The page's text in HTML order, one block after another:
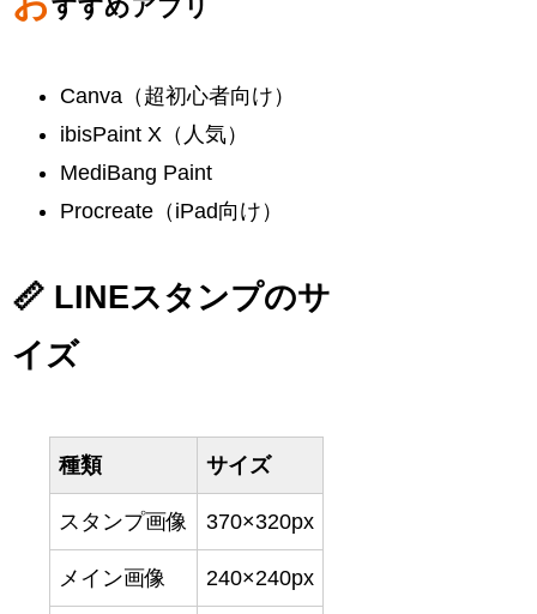
すすめアプリ
Canva（超初心者向け）
ibisPaint X（人気）
MediBang Paint
Procreate（iPad向け）
📏 LINEスタンプのサ
イズ
種類 サイズ
スタンプ画像 370×320px
メイン画像 240×240px